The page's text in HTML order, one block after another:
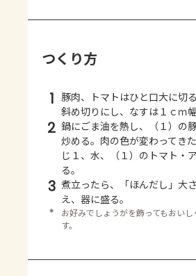
つくり方
1 豚肉、トマトはひと口大に切
斜め切りにし、なすは１ｃｍ
2 鍋にごま油を熱し、（１）の
炒める。肉の色が変わってき
じ１、水、（１）のトマト・
る。
3 煮立ったら、「ほんだし」大
え、器に盛る。
＊
お好みでしょうがを飾ってもおい
す。